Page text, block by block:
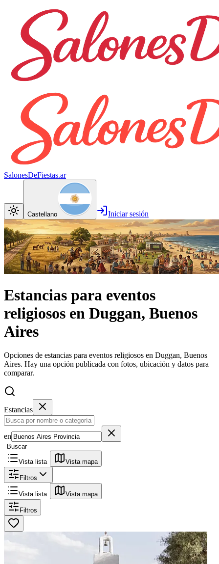
SalonesDeFiestas.ar
Castellano Iniciar sesión
Estancias para eventos
religiosos en Duggan, Buenos
Aires
Opciones de estancias para eventos religiosos en Duggan, Buenos
Aires. Hay una opción publicada con fotos, ubicación y datos para
comparar.
Estancias
en
Buscar
Vista lista Vista mapa
Filtros
Vista lista Vista mapa
Filtros